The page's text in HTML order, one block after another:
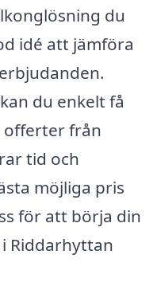
du
idé att jämföra
du enkelt få
offerter från
tid och
möjliga pris
för att börja din
Riddarhyttan